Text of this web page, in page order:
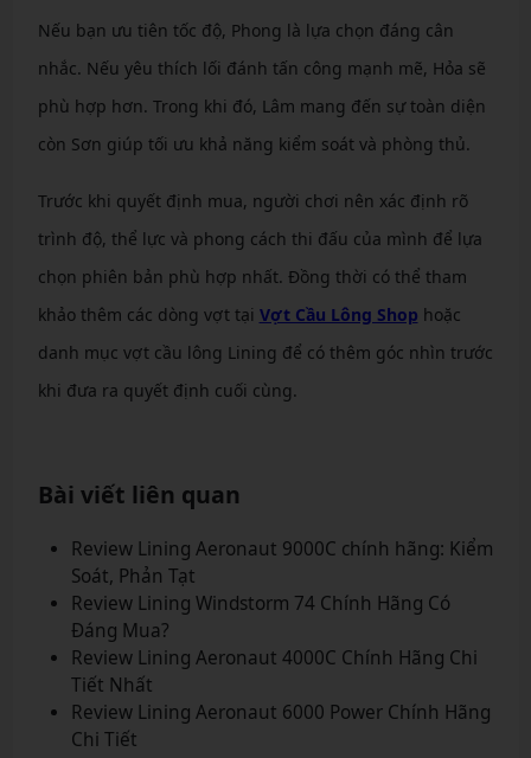
Nếu bạn ưu tiên tốc độ, Phong là lựa chọn đáng cân
nhắc. Nếu yêu thích lối đánh tấn công mạnh mẽ, Hỏa sẽ
phù hợp hơn. Trong khi đó, Lâm mang đến sự toàn diện
còn Sơn giúp tối ưu khả năng kiểm soát và phòng thủ.
Trước khi quyết định mua, người chơi nên xác định rõ
trình độ, thể lực và phong cách thi đấu của mình để lựa
chọn phiên bản phù hợp nhất. Đồng thời có thể tham
khảo thêm các dòng vợt tại Vợt Cầu Lông Shop hoặc
danh mục vợt cầu lông Lining để có thêm góc nhìn trước
khi đưa ra quyết định cuối cùng.
Bài viết liên quan
Review Lining Aeronaut 9000C chính hãng: Kiểm
Soát, Phản Tạt
Review Lining Windstorm 74 Chính Hãng Có
Đáng Mua?
Review Lining Aeronaut 4000C Chính Hãng Chi
Tiết Nhất
Review Lining Aeronaut 6000 Power Chính Hãng
Chi Tiết